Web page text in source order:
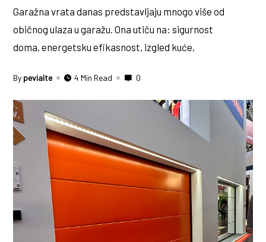
Garažna vrata danas predstavljaju mnogo više od
običnog ulaza u garažu. Ona utiču na: sigurnost
doma, energetsku efikasnost, izgled kuće,
By pevialte 4 Min Read 0